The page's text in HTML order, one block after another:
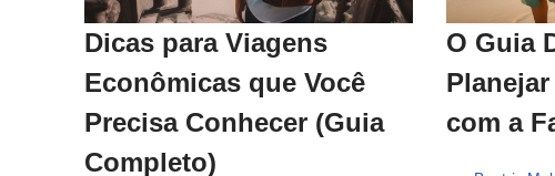
Dicas para Viagens
Econômicas que Você
Precisa Conhecer (Guia
Completo)
O Guia
com a